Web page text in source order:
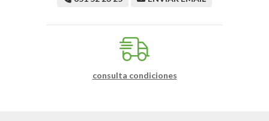
consulta condiciones